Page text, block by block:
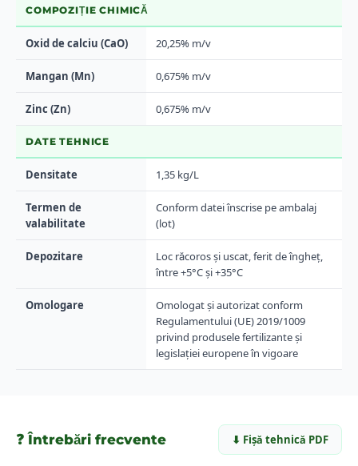
COMPOZIȚIE CHIMICĂ
Oxid de calciu (CaO) 20,25% m/v
Mangan (Mn) 0,675% m/v
Zinc (Zn) 0,675% m/v
DATE TEHNICE
Densitate 1,35 kg/L
Termen de
valabilitate
Conform datei înscrise pe ambalaj
(lot)
Depozitare
Loc răcoros și uscat, ferit de îngheț,
între +5°C și +35°C
Omologare
Omologat și autorizat conform
Regulamentului (UE) 2019/1009
privind produsele fertilizante și
legislației europene în vigoare
❓ Întrebări frecvente ⬇ Fișă tehnică PDF